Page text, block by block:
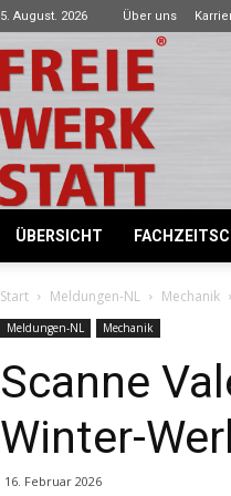
5. August. 2026 Über uns
Freie
Werkstatt
ÜBERSICHT
Start Meldungen-NL Mechanik
Meldungen-NL Mechanik
Scanne
Winter-
16. Februar 2026